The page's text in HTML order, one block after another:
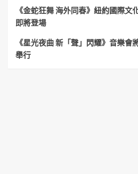
《金蛇狂舞 海外同春》紐約國際文
即將登場
《星光夜曲 新「聲」閃耀》音樂會
舉行